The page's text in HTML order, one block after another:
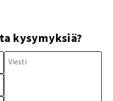
kysymyksiä?